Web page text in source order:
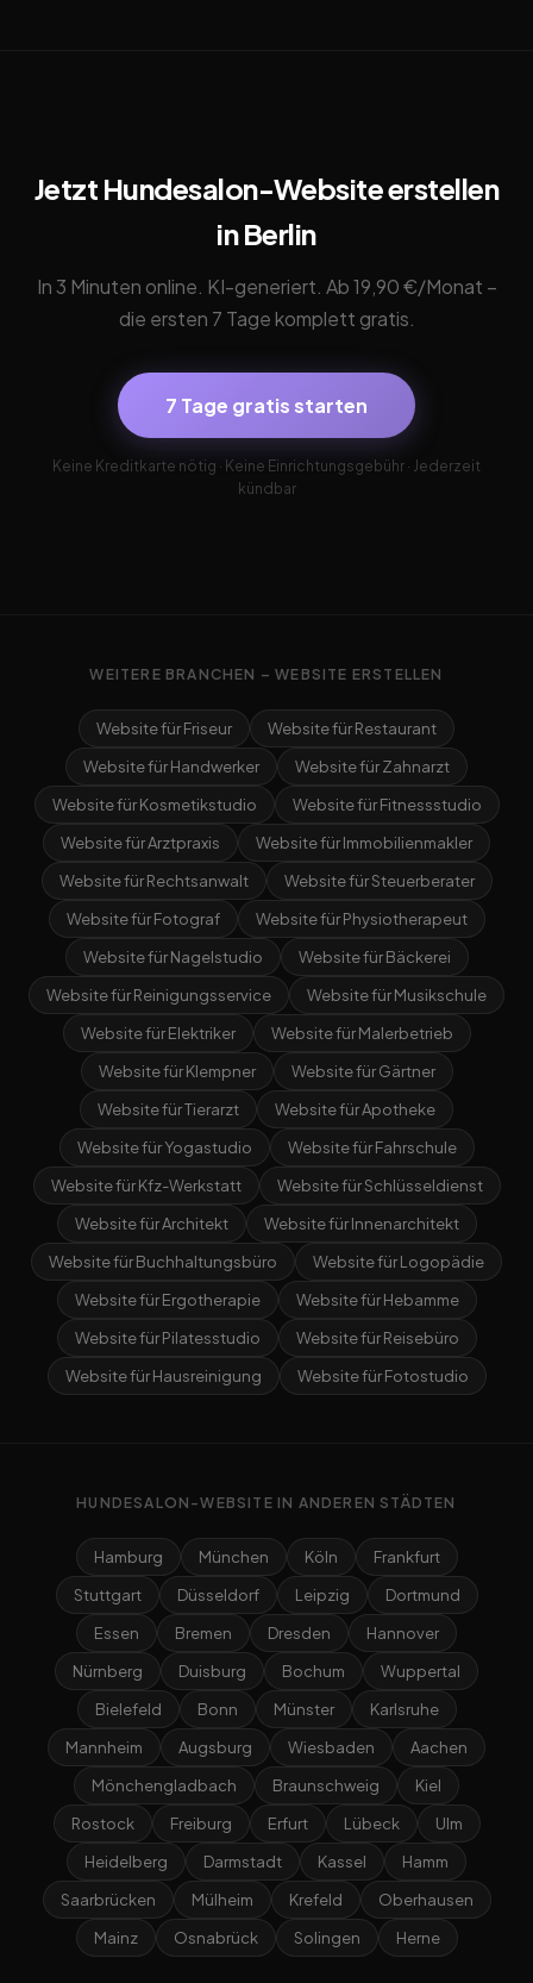
Jetzt Hundesalon-Website erstellen
in Berlin
In 3 Minuten online. KI-generiert. Ab 19,90 €/Monat –
die ersten 7 Tage komplett gratis.
7 Tage gratis starten
Keine Kreditkarte nötig · Keine Einrichtungsgebühr · Jederzeit
kündbar
WEITERE BRANCHEN – WEBSITE ERSTELLEN
Website für Friseur
Website für Restaurant
Website für Handwerker
Website für Zahnarzt
Website für Kosmetikstudio
Website für Fitnessstudio
Website für Arztpraxis
Website für Immobilienmakler
Website für Rechtsanwalt
Website für Steuerberater
Website für Fotograf
Website für Physiotherapeut
Website für Nagelstudio
Website für Bäckerei
Website für Reinigungsservice
Website für Musikschule
Website für Elektriker
Website für Malerbetrieb
Website für Klempner
Website für Gärtner
Website für Tierarzt
Website für Apotheke
Website für Yogastudio
Website für Fahrschule
Website für Kfz-Werkstatt
Website für Schlüsseldienst
Website für Architekt
Website für Innenarchitekt
Website für Buchhaltungsbüro
Website für Logopädie
Website für Ergotherapie
Website für Hebamme
Website für Pilatesstudio
Website für Reisebüro
Website für Hausreinigung
Website für Fotostudio
HUNDESALON-WEBSITE IN ANDEREN STÄDTEN
Hamburg München Köln
Frankfurt
Stuttgart
Düsseldorf Leipzig
Dortmund
Essen
Bremen Dresden
Hannover
Nürnberg
Duisburg Bochum
Wuppertal
Bielefeld
Bonn Münster
Karlsruhe
Mannheim
Augsburg Wiesbaden
Aachen
Mönchengladbach
Braunschweig
Kiel
Rostock
Freiburg Erfurt Lübeck
Ulm
Heidelberg
Darmstadt Kassel
Hamm
Saarbrücken
Mülheim Krefeld
Oberhausen
Mainz
Osnabrück Solingen Herne